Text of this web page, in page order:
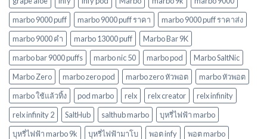
ใหม่
ล่าสุด
ในปี
2568
marbo 9000 puff
marbo 9000 puff ราคา
marbo 9000 puff ราคาส่ง
marbo 9000 คํา
marbo 13000 puff
Marbo Bar 9K
marbo bar 9000 puffs
marbo nic 50 marbo pod
Marbo SaltNic
Marbo Zero
marbo zero pod marbo zero หัวพอต
marbo หัวพอต
marbo ใช้แล้วทิ้ง
pod marbo relx relx creator
relx infinity
relx infinity 2
SaltHub salthub marbo
บุหรี่ไฟฟ้า marbo
บุหรี่ไฟฟ้า marbo 9k
บุหรี่ไฟฟ้ามาโบ พอต infy
พอต marbo